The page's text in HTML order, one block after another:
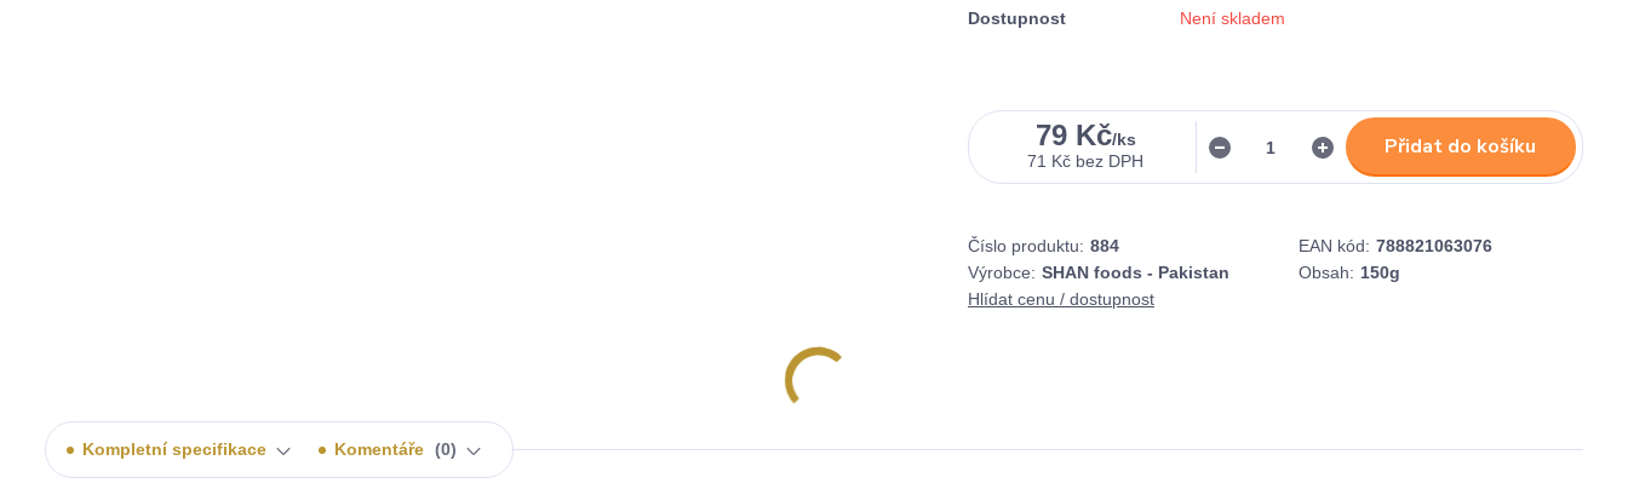
Dostupnost Není skladem
79 Kč/ks
71 Kč bez DPH
Přidat do košíku
Číslo produktu: 884 EAN kód: 788821063076
Výrobce: SHAN foods - Pakistan Obsah: 150g
Hlídat cenu / dostupnost
Kompletní specifikace Komentáře 0